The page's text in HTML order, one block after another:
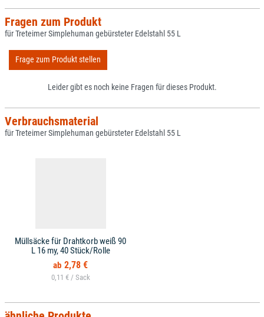
Fragen zum Produkt
für Treteimer Simplehuman gebürsteter Edelstahl 55 L
Frage zum Produkt stellen
Leider gibt es noch keine Fragen für dieses Produkt.
Verbrauchsmaterial
für Treteimer Simplehuman gebürsteter Edelstahl 55 L
Müllsäcke für Drahtkorb weiß 90
L 16 my, 40 Stück/Rolle
2,78 €
0,11 € /